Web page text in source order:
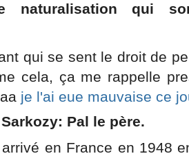
naturalisation qui
qui se sent le droit de
cela, ça me rappelle
je l'ai eue mauvaise ce
Pal le père.
en France en 1948